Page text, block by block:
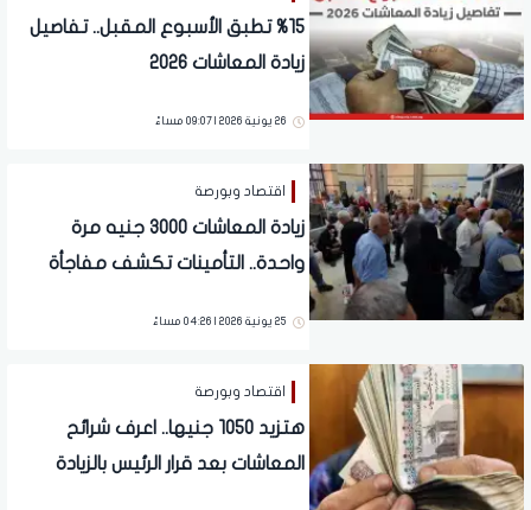
%15 تطبق الأسبوع المقبل.. تفاصيل
زيادة المعاشات 2026
26 يونية 2026 | 09:07 مساءً
اقتصاد وبورصة
زيادة المعاشات 3000 جنيه مرة
واحدة.. التأمينات تكشف مفاجأة
25 يونية 2026 | 04:26 مساءً
اقتصاد وبورصة
هتزيد 1050 جنيها.. اعرف شرائح
المعاشات بعد قرار الرئيس بالزيادة